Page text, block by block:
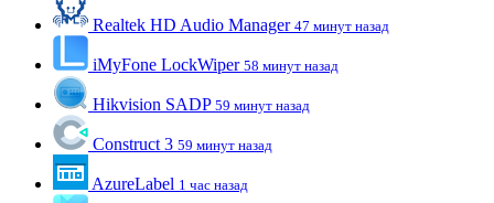
Realtek HD Audio Manager 47 минут назад
iMyFone LockWiper 58 минут назад
Hikvision SADP 59 минут назад
Construct 3 59 минут назад
AzureLabel 1 час назад